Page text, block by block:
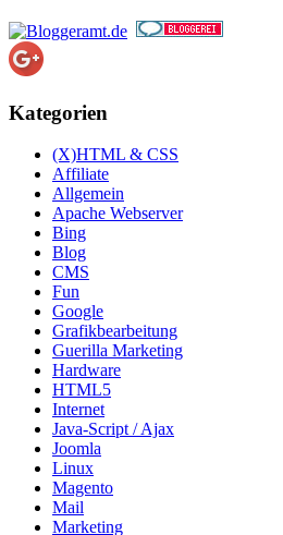
Kategorien
(X)HTML & CSS
Affiliate
Allgemein
Apache Webserver
Bing
Blog
CMS
Fun
Google
Grafikbearbeitung
Guerilla Marketing
Hardware
HTML5
Internet
Java-Script / Ajax
Joomla
Linux
Magento
Mail
Marketing